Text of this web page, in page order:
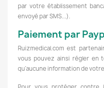
par votre établissement
envoyé par SMS...).
Paiement par
Ruizmedical.com est
vous pouvez ainsi régler en
qu'aucune information de